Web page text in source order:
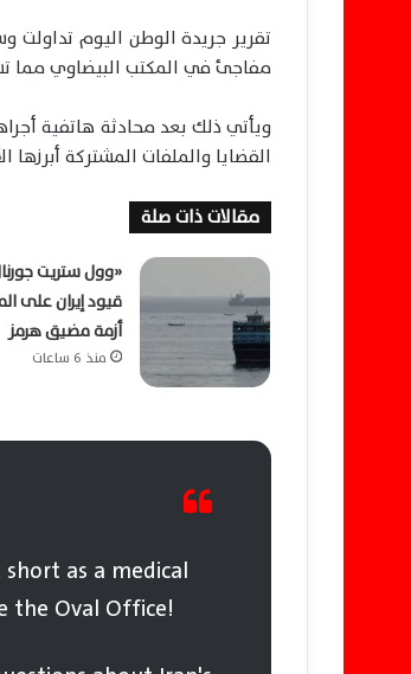
تقرير جريدة الوطن اليوم تداولت
مفاجئ في المكتب البيضاوي مما
ويأتي ذلك بعد محادثة هاتفية
القضايا والملفات المشتركة أبرزها
مقالات ذات صلة
«وول ستريت
قيود إيران على
أزمة مضيق هرمز
منذ 6 ساعات
as a medical
the Oval Office!